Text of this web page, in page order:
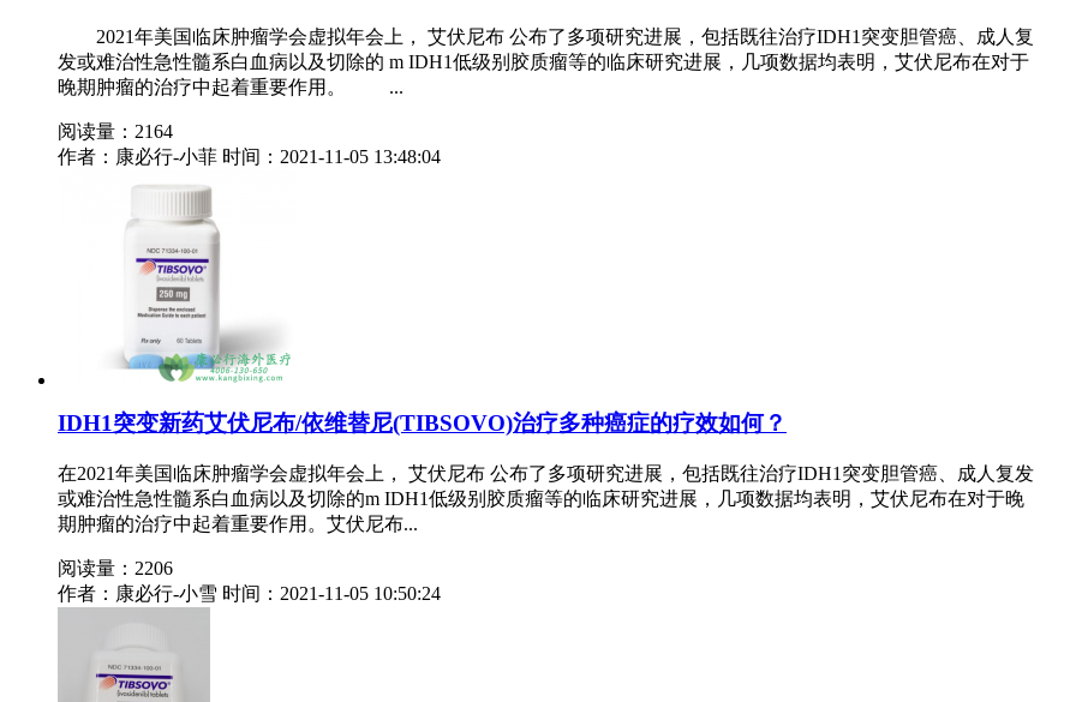
2021年美国临床肿瘤学会虚拟年会上， 艾伏尼布 公布了多项研究进展，包括既往治疗IDH1突变胆管癌、成人复
发或难治性急性髓系白血病以及切除的 m IDH1低级别胶质瘤等的临床研究进展，几项数据均表明，艾伏尼布在对于
晚期肿瘤的治疗中起着重要作用。 ...
阅读量：2164
作者：康必行-小菲 时间：2021-11-05 13:48:04
IDH1突变新药艾伏尼布/依维替尼(TIBSOVO)治疗多种癌症的疗效如何？
在2021年美国临床肿瘤学会虚拟年会上， 艾伏尼布 公布了多项研究进展，包括既往治疗IDH1突变胆管癌、成人复发
或难治性急性髓系白血病以及切除的m IDH1低级别胶质瘤等的临床研究进展，几项数据均表明，艾伏尼布在对于晚
期肿瘤的治疗中起着重要作用。艾伏尼布...
阅读量：2206
作者：康必行-小雪 时间：2021-11-05 10:50:24